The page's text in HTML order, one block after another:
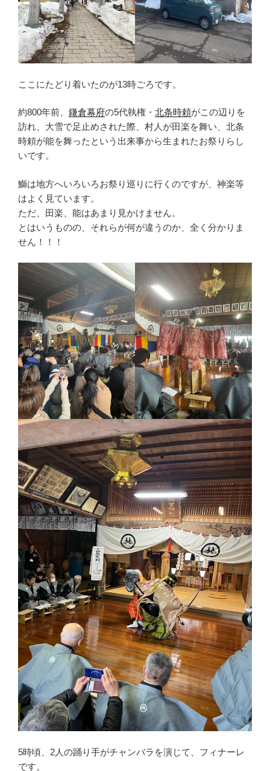
ここにたどり着いたのが13時ごろです。
約800年前、 鎌倉幕府の5代執権・ 北条時頼がこの辺りを
訪れ、大雪で足止めされた際、村人が田楽を舞い、北条
時頼が能を舞ったという出来事から生まれたお祭りらし
いです。
鰤は地方へいろいろお祭り巡りに行くのですが、神楽等
はよく見ています。
ただ、田楽、能はあまり見かけません。
とはいうものの、それらが何が違うのか、全く分かりま
せん！！！
5時頃、2人の踊り手がチャンバラを演じて、フィナーレ
です。